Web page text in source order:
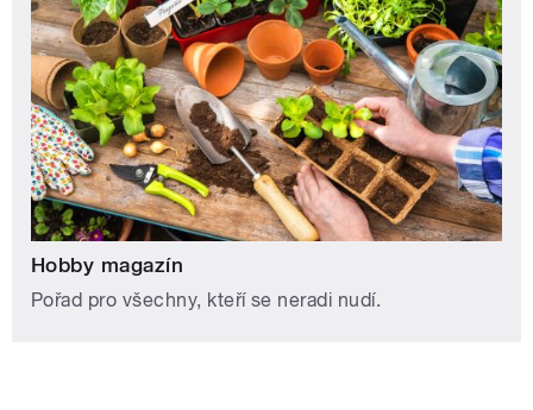
Hobby magazín
Pořad pro všechny, kteří se neradi nudí.